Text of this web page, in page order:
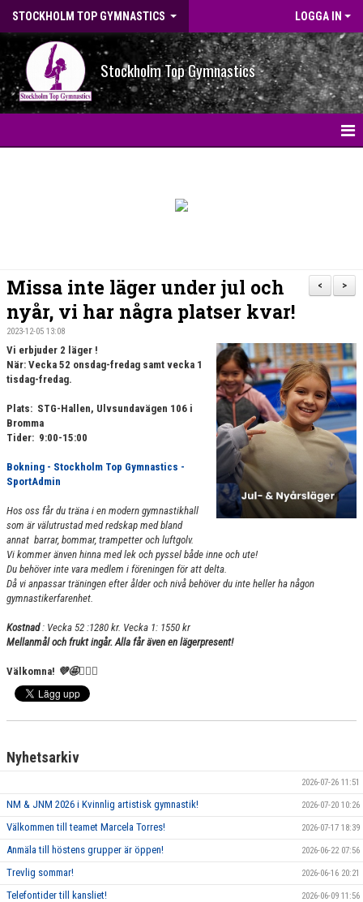
STOCKHOLM TOP GYMNASTICS LOGGA IN
Stockholm Top Gymnastics
OM FÖRENINGEN
VÄRDEGRUND
FÖRENINGSPRODUKTER
MÄRKESTAGNING
>
<
Missa inte läger under jul och
nyår, vi har några platser kvar!
2023-12-05 13:08
Vi erbjuder 2 läger !
När: Vecka 52 onsdag-fredag samt vecka 1
tisdag-fredag.
Plats: STG-Hallen, Ulvsundavägen 106 i
Bromma
Tider: 9:00-15:00
Bokning - Stockholm Top Gymnastics -
SportAdmin
Hos oss får du träna i en modern gymnastikhall
som är välutrustad med redskap med bland
annat barrar, bommar, trampetter och luftgolv.
Vi kommer änven hinna med lek och pyssel både inne och ute!
Du behöver inte vara medlem i föreningen för att delta.
Då vi anpassar träningen efter ålder och nivå behöver du inte heller ha någon
gymnastikerfarenhet.
Kostnad: Vecka 52 :1280 kr. Vecka 1: 1550 kr
Mellanmål och frukt ingår. Alla får även en lägerpresent!
Välkomna! 💜🤩🤸🏻‍♀️
Nyhetsarkiv
2026-07-26 11:51
NM & JNM 2026 i Kvinnlig artistisk gymnastik! 2026-07-20 10:26
Välkommen till teamet Marcela Torres! 2026-07-17 18:39
Anmäla till höstens grupper är öppen! 2026-06-22 07:56
Trevlig sommar! 2026-06-16 20:21
Telefontider till kansliet! 2026-06-09 11:56